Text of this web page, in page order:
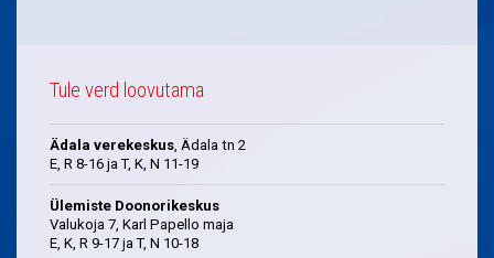
Tule verd loovutama
Ädala verekeskus , Ädala tn 2
E, R 8-16 ja T, K, N 11-19
Ülemiste Doonorikeskus
Valukoja 7, Karl Papello maja
E, K, R 9-17 ja T, N 10-18